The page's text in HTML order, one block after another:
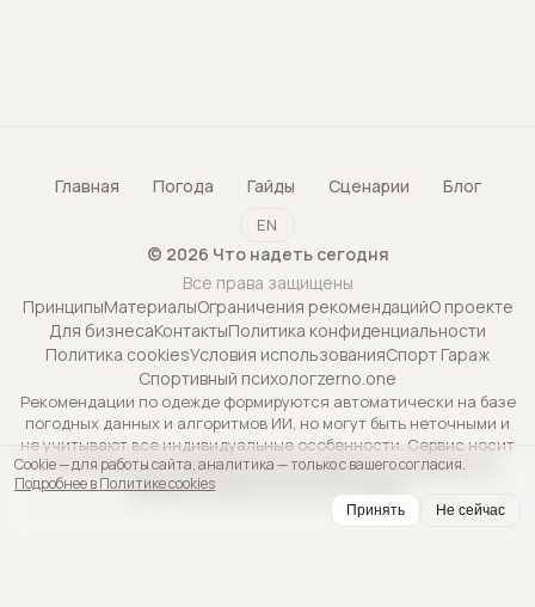
Главная Погода Гайды Сценарии Блог
EN
© 2026 Что надеть сегодня
Все права защищены
ПринципыМатериалыОграничения рекомендацийО проекте
Для бизнесаКонтактыПолитика конфиденциальности
Политика cookiesУсловия использованияСпорт Гараж
Спортивный психологzerno.one
Рекомендации по одежде формируются автоматически на базе
погодных данных и алгоритмов ИИ, но могут быть неточными и
не учитывают все индивидуальные особенности. Сервис носит
исключительно информационный характер и не является
профессиональной консультацией.
Cookie — для работы сайта, аналитика — только с вашего согласия.
Подробнее в Политике cookies
Принять Не сейчас